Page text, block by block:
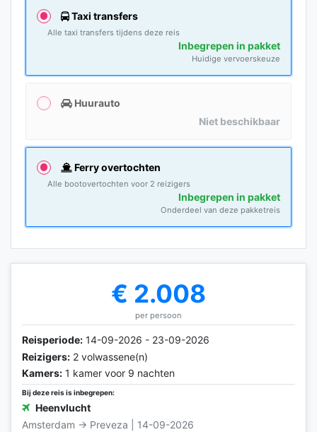
Taxi transfers
Alle taxi transfers tijdens deze reis
Inbegrepen in pakket
Huidige vervoerskeuze
Huurauto
Niet beschikbaar
Ferry overtochten
Alle bootovertochten voor 2 reizigers
Inbegrepen in pakket
Onderdeel van deze pakketreis
€ 2.008
per persoon
Reisperiode: 14-09-2026 - 23-09-2026
Reizigers: 2 volwassene(n)
Kamers: 1 kamer voor 9 nachten
Bij deze reis is inbegrepen:
Heenvlucht
Amsterdam → Preveza | 14-09-2026